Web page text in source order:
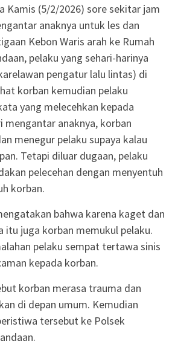
Kamis (5/2/2026) sore sekitar jam
anaknya untuk les dan
Kebon Waris arah ke Rumah
pelaku yang sehari-harinya
pengatur lalu lintas) di
korban kemudian pelaku
yang melecehkan kepada
mengantar anaknya, korban
menegur pelaku supaya kalau
Tetapi diluar dugaan, pelaku
pelecehan dengan menyentuh
korban.
bahwa karena kaget dan
itu juga korban memukul pelaku.
pelaku sempat tertawa sinis
kepada korban.
korban merasa trauma dan
di depan umum. Kemudian
tersebut ke Polsek